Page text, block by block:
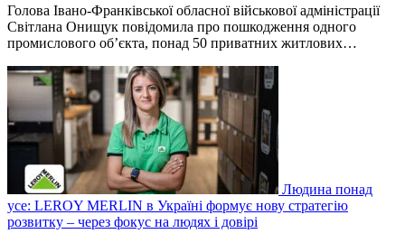
Голова Івано-Франківської обласної військової адміністрації
Світлана Онищук повідомила про пошкодження одного
промислового об’єкта, понад 50 приватних житлових…
Людина понад
усе: LEROY MERLIN в Україні формує нову стратегію
розвитку – через фокус на людях і довірі